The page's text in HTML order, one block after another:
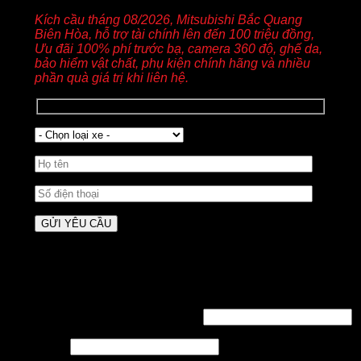
Kích cầu tháng 08/2026, Mitsubishi Bắc Quang
Biên Hòa, hỗ trợ tài chính lên đến 100 triệu đồng,
Ưu đãi 100% phí trước bạ, camera 360 độ, ghế da,
bảo hiểm vật chất, phụ kiện chính hãng và nhiều
phần quà giá trị khi liên hệ.